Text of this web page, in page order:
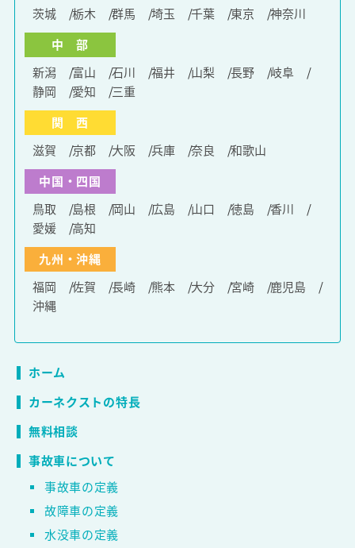
茨城
栃木 群馬 埼玉 千葉 東京
神奈川
中 部
新潟
富山 石川 福井 山梨 長野
岐阜
静岡
愛知
三重
関 西
滋賀
京都 大阪 兵庫 奈良
和歌山
中国・四国
鳥取
島根 岡山 広島 山口 徳島
香川
愛媛
高知
九州・沖縄
福岡
佐賀 長崎 熊本 大分 宮崎
鹿児島
沖縄
ホーム
カーネクストの特長
無料相談
事故車について
事故車の定義
故障車の定義
水没車の定義